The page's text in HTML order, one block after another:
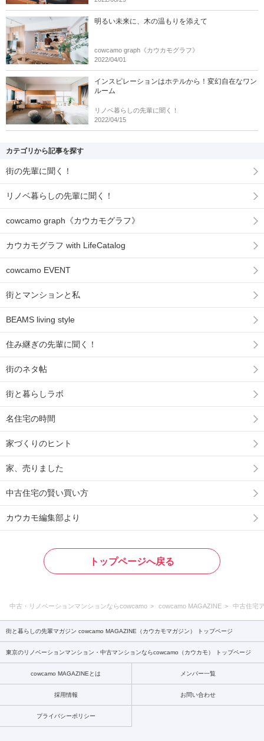
明るい未来に、木の温もりを添えて
cowcamo graph《カウカモグラフ》
2022/04/01
インスピレーションはホテルから！変幻自在なワン
ルーム
リノベ暮らしの先輩に聞く！
2022/04/15
カテゴリから記事を探す
街の先輩に聞く！
リノベ暮らしの先輩に聞く！
cowcamo graph《カウカモグラフ》
カウカモグラフ with LifeCatalog
cowcamo EVENT
街とマンションと私
BEAMS living style
住み継ぎの先輩に聞く！
街のネタ帖
街と暮らしラボ
名住宅の時間
家づくりのヒント
家、売りました
中古住宅の賢い買い方
カウカモ編集部より
トップページへ戻る
中古・リノベーションマンションならcowcamo cowcamo MAGAZINE 中古住宅
街と暮らしの先輩マガジン cowcamo MAGAZINE（カウカモマガジン） トップページ
東京のリノベーションマンション・中古マンションならcowcamo（カウカモ） トップページ
cowcamo MAGAZINEとは メンバー一覧
採用情報 お問い合わせ
プライバシーポリシー